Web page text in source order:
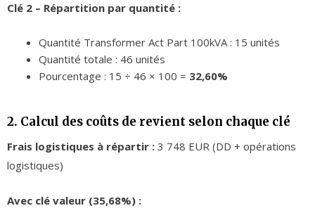
Clé 2 – Répartition par quantité :
Quantité Transformer Act Part 100kVA : 15 unités
Quantité totale : 46 unités
Pourcentage : 15 ÷ 46 × 100 = 32,60%
2. Calcul des coûts de revient selon chaque clé
Frais logistiques à répartir : 3 748 EUR (DD + opérations
logistiques)
Avec clé valeur (35,68%) :